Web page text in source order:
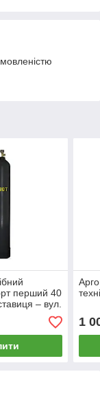
перший 40
– вул.
1